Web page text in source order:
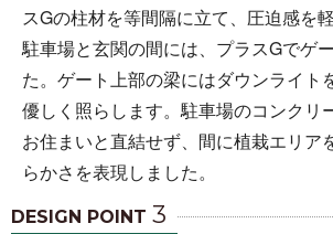
スGの柱材を等間隔に立て、圧迫感を
駐車場と玄関の間には、プラスGでゲ
た。ゲート上部の梁にはダウンライト
優しく照らします。駐車場のコンクリ
お住まいと直結せず、間に植栽エリア
らかさを表現しました。
DESIGN POINT 3